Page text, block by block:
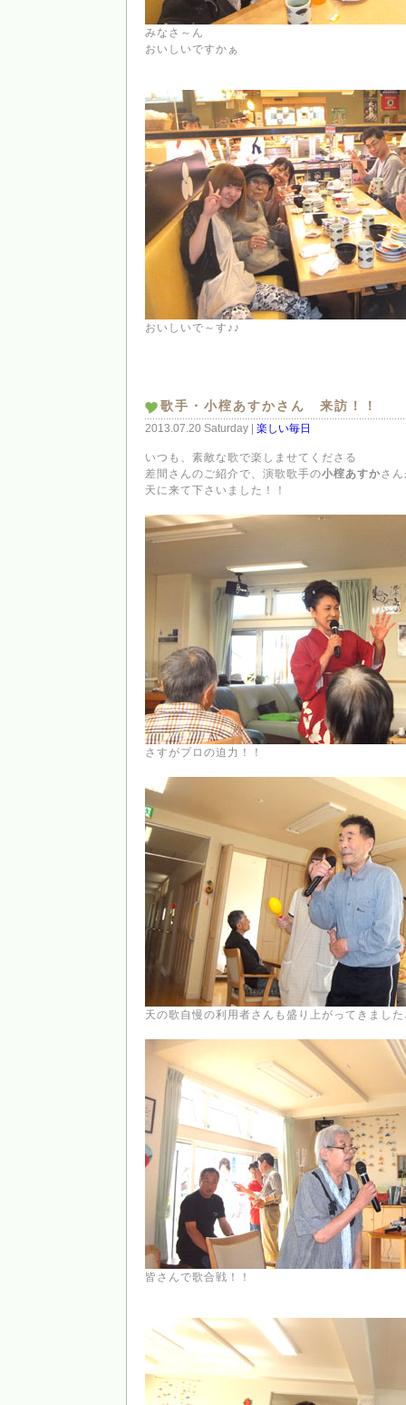
みなさ～ん
おいしいですかぁ
おいしいで～す♪♪
歌手・小榁あすかさん 来訪！！
2013.07.20 Saturday | 楽しい毎日
いつも、素敵な歌で楽しませてくださる
差間さんのご紹介で、演歌歌手の小榁あすかさ
天に来て下さいました！！
さすがプロの迫力！！
天の歌自慢の利用者さんも盛り上がってきました
皆さんで歌合戦！！